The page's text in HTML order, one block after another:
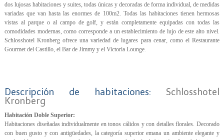
dos lujosas habitaciones y suites, todas únicas y decoradas de forma individual, de medidas
variadas que van hasta las enormes de 100m2. Todas las habitaciones tienen hermosas
vistas al parque o al campo de golf, y están completamente equipadas con todas las
comodidades modernas, como corresponde a un establecimiento de lujo de este alto nivel.
Schlosshotel Kronberg ofrece una variedad de lugares para cenar, como el Restaurante
Gourmet del Castillo, el Bar de Jimmy y el Victoria Lounge.
Descripción de habitaciones: Schlosshotel
Kronberg
Habitación Doble Superior:
Habitaciones diseñadas individualmente en tonos cálidos y con detalles florales. Decorado
con buen gusto y con antigüedades, la categoría superior emana un ambiente elegante y